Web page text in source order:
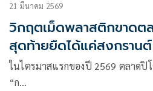
21 มีนาคม 2569
วิกฤตเม็ดพลาสติกขาดต
สุดท้ายยืดได้แค่สงกราน
สินค้าอุปโภคพุ่ง
ในไตรมาสแรกของปี 2569 ตลาดปิ
“ก…